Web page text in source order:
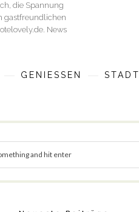
die Spannung
gastfreundlichen
News
GENIESSEN STADT